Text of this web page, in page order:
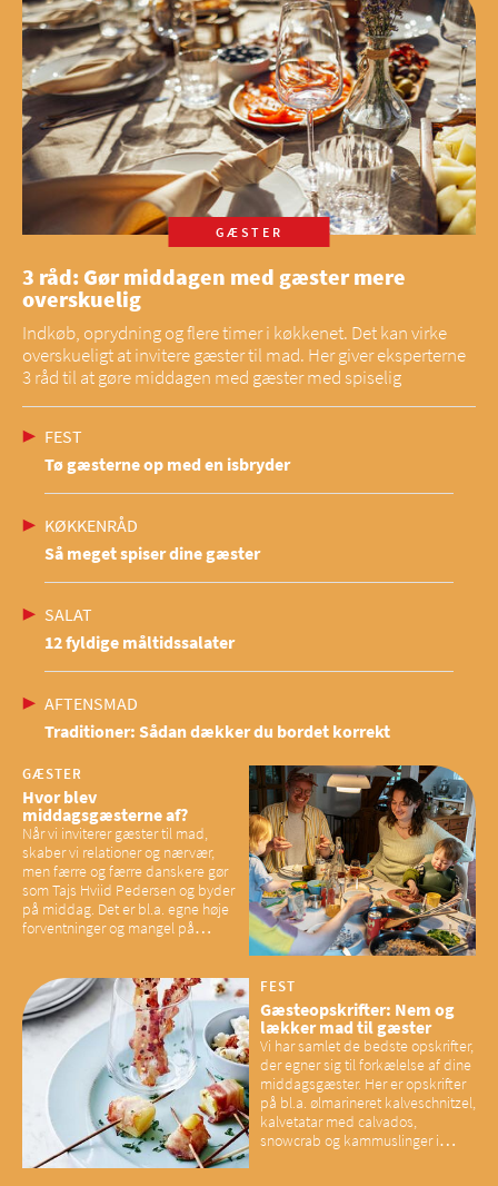
GÆSTER
3 råd: Gør middagen med gæster mere
overskuelig
Indkøb, oprydning og flere timer i køkkenet. Det kan virke
overskueligt at invitere gæster til mad. Her giver eksperterne
3 råd til at gøre middagen med gæster med spiselig
FEST
Tø gæsterne op med en isbryder
KØKKENRÅD
Så meget spiser dine gæster
SALAT
12 fyldige måltidssalater
AFTENSMAD
Traditioner: Sådan dækker du bordet korrekt
GÆSTER
Hvor blev
middagsgæsterne af?
Når vi inviterer gæster til mad,
skaber vi relationer og nærvær,
men færre og færre danskere gør
som Tajs Hviid Pedersen og byder
på middag. Det er bl.a. egne høje
forventninger og mangel på
have konsekvenser for vores
sociale fællesskaber
FEST
Gæsteopskrifter: Nem og
lækker mad til gæster
Vi har samlet de bedste opskrifter,
der egner sig til forkælelse af dine
middagsgæster. Her er opskrifter
på bl.a. ølmarineret kalveschnitzel,
kalvetatar med calvados,
snowcrab og kammuslinger i